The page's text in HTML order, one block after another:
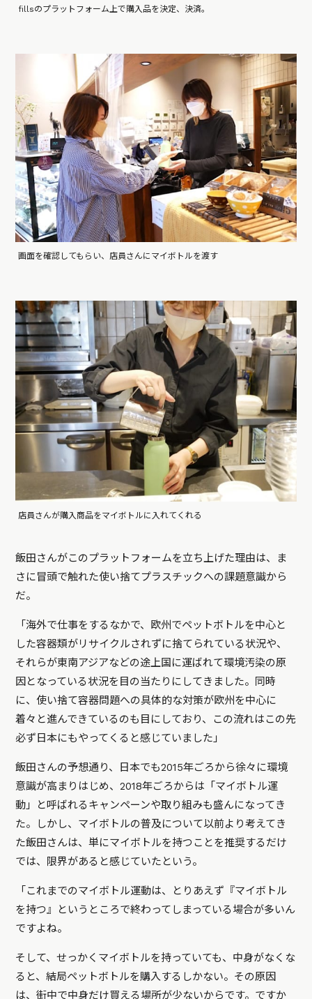
fillsのプラットフォーム上で購入品を決定、決済。
画面を確認してもらい、店員さんにマイボトルを渡す
店員さんが購入商品をマイボトルに入れてくれる
飯田さんがこのプラットフォームを立ち上げた理由は、ま
さに冒頭で触れた使い捨てプラスチックへの課題意識から
だ。
「海外で仕事をするなかで、欧州でペットボトルを中心と
した容器類がリサイクルされずに捨てられている状況や、
それらが東南アジアなどの途上国に運ばれて環境汚染の原
因となっている状況を目の当たりにしてきました。同時
に、使い捨て容器問題への具体的な対策が欧州を中心に
着々と進んできているのも目にしており、この流れはこの先
必ず日本にもやってくると感じていました」
飯田さんの予想通り、日本でも2015年ごろから徐々に環境
意識が高まりはじめ、2018年ごろからは「マイボトル運
動」と呼ばれるキャンペーンや取り組みも盛んになってき
た。しかし、マイボトルの普及について以前より考えてき
た飯田さんは、単にマイボトルを持つことを推奨するだけ
では、限界があると感じていたという。
「これまでのマイボトル運動は、とりあえず『マイボトル
を持つ』というところで終わってしまっている場合が多いん
ですよね。
そして、せっかくマイボトルを持っていても、中身がなくな
ると、結局ペットボトルを購入するしかない。その原因
は、街中で中身だけ買える場所が少ないからです。ですか